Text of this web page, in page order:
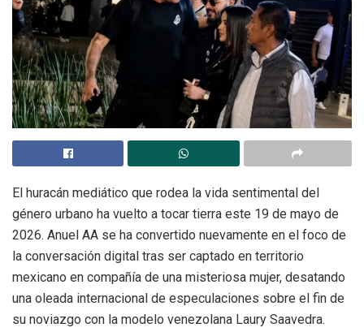
El huracán mediático que rodea la vida sentimental del
género urbano ha vuelto a tocar tierra este 19 de mayo de
2026. Anuel AA se ha convertido nuevamente en el foco de
la conversación digital tras ser captado en territorio
mexicano en compañía de una misteriosa mujer, desatando
una oleada internacional de especulaciones sobre el fin de
su noviazgo con la modelo venezolana Laury Saavedra.